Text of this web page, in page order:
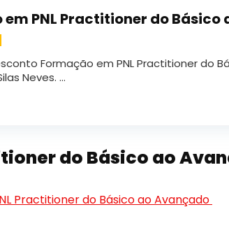
em PNL Practitioner do Básico
Formação em PNL Practitioner do
Neves. …
do Básico ao
Practitioner do Básico ao Avançado